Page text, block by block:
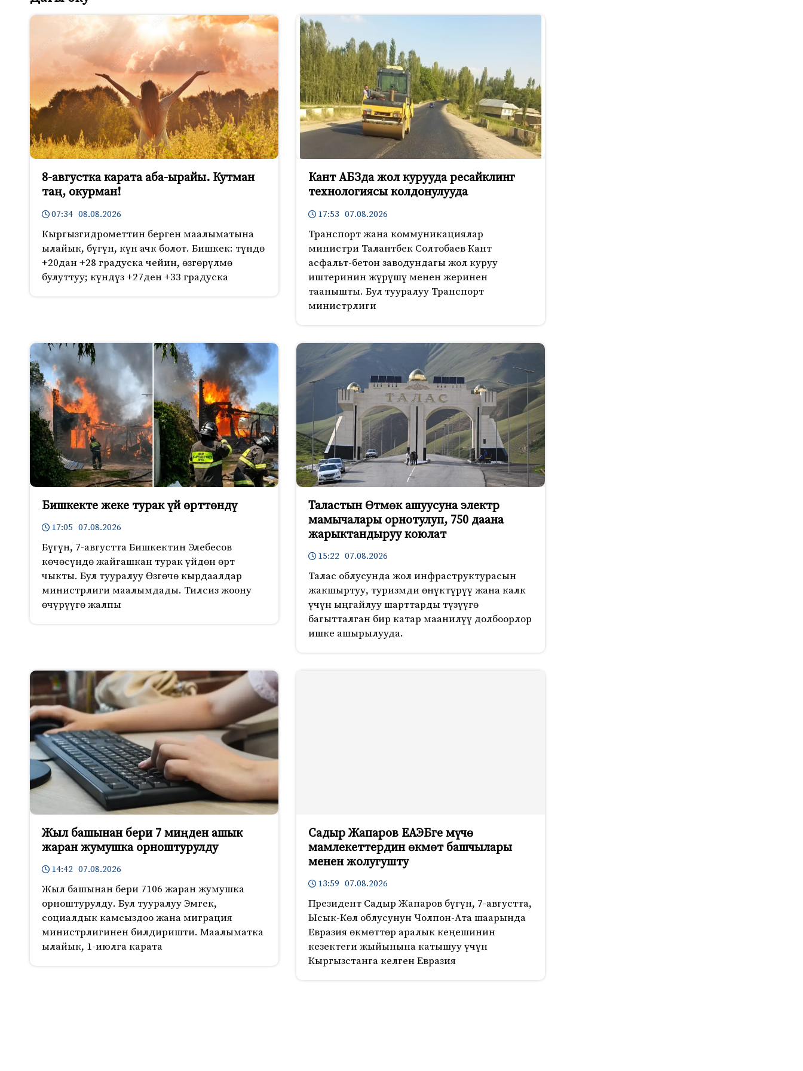
8-августка карата аба-ырайы. Кутман
таң, окурман!
07:34 08.08.2026
Кыргызгидрометтин берген маалыматына
ылайык, бүгүн, күн ачк болот. Бишкек: түндө
+20дан +28 градуска чейин, өзгөрүлмө
булуттуу; күндүз +27ден +33 градуска
Кант АБЗда жол курууда ресайклинг
технологиясы колдонулууда
17:53 07.08.2026
Транспорт жана коммуникациялар
министри Талантбек Солтобаев Кант
асфальт-бетон заводундагы жол куруу
иштеринин жүрүшү менен жеринен
таанышты. Бул тууралуу Транспорт
министрлиги
Бишкекте жеке турак үй өрттөндү
17:05 07.08.2026
Бүгүн, 7-августта Бишкектин Элебесов
көчөсүндө жайгашкан турак үйдөн өрт
чыкты. Бул тууралуу Өзгөчө кырдаалдар
министрлиги маалымдады. Тилсиз жоону
өчүрүүгө жалпы
Таластын Өтмөк ашуусуна электр
мамычалары орнотулуп, 750 даана
жарыктандыруу коюлат
15:22 07.08.2026
Талас облусунда жол инфраструктурасын
жакшыртуу, туризмди өнүктүрүү жана калк
үчүн ыңгайлуу шарттарды түзүүгө
багытталган бир катар маанилүү долбоорлор
ишке ашырылууда.
Жыл башынан бери 7 миңден ашык
жаран жумушка орноштурулду
14:42 07.08.2026
Жыл башынан бери 7106 жаран жумушка
орноштурулду. Бул тууралуу Эмгек,
социалдык камсыздоо жана миграция
министрлигинен билдиришти. Маалыматка
ылайык, 1-июлга карата
Садыр Жапаров ЕАЭБге мүчө
мамлекеттердин өкмөт башчылары
менен жолугушту
13:59 07.08.2026
Президент Садыр Жапаров бүгүн, 7-августта,
Ысык-Көл облусунун Чолпон-Ата шаарында
Евразия өкмөттөр аралык кеңешинин
кезектеги жыйынына катышуу үчүн
Кыргызстанга келген Евразия